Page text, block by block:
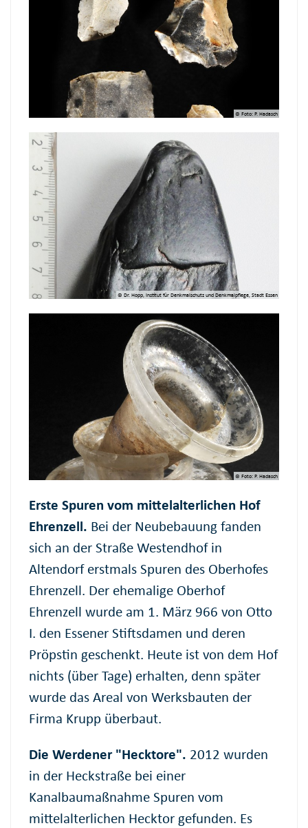
© Foto: P. Hadasch
© Dr. Hopp, Institut für Denkmalschutz und Denkmalpflege, Stadt Essen
© Foto: P. Hadasch
Erste Spuren vom mittelalterlichen Hof
Ehrenzell. Bei der Neubebauung fanden
sich an der Straße Westendhof in
Altendorf erstmals Spuren des Oberhofes
Ehrenzell. Der ehemalige Oberhof
Ehrenzell wurde am 1. März 966 von Otto
I. den Essener Stiftsdamen und deren
Pröpstin geschenkt. Heute ist von dem Hof
nichts (über Tage) erhalten, denn später
wurde das Areal von Werksbauten der
Firma Krupp überbaut.
Die Werdener "Hecktore". 2012 wurden
in der Heckstraße bei einer
Kanalbaumaßnahme Spuren vom
mittelalterlichen Hecktor gefunden. Es